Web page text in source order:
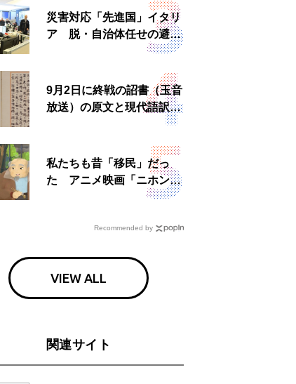
災害対応「先進国」イタリ
ア 脱・自治体任せの避難
所運営、被災者への温かい
9月2日に終戦の詔書（玉音
放送）の原文と現代語訳を
読む もう一つの「終戦の
私たちも昔「移民」だっ
た アニメ映画「ニホンジ
Recommended by
VIEW ALL
関連サイト